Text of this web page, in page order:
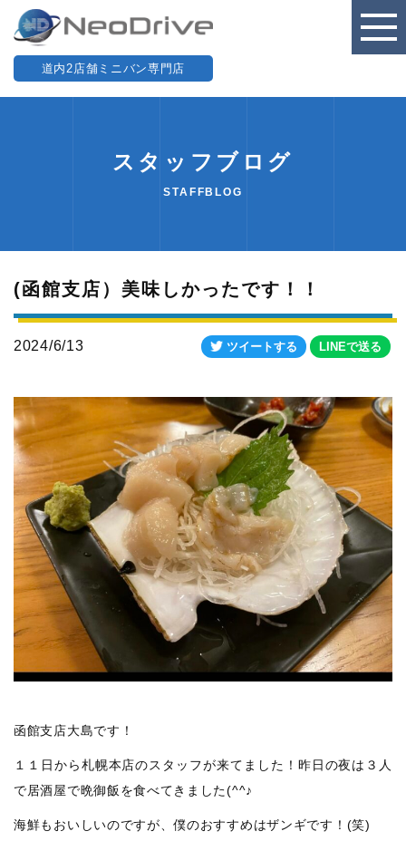
道内2店舗ミニバン専門店
スタッフブログ
STAFFBLOG
(函館支店）美味しかったです！！
2024/6/13 ツイートする LINEで送る
函館支店大島です！
１１日から札幌本店のスタッフが来てました！昨日の夜は３人
で居酒屋で晩御飯を食べてきました(^^♪
海鮮もおいしいのですが、僕のおすすめはザンギです！(笑)